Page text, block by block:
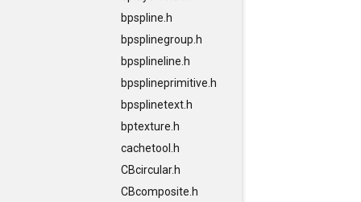
bpspline.h
bpsplinegroup.h
bpsplineline.h
bpsplineprimitive.h
bpsplinetext.h
bptexture.h
cachetool.h
CBcircular.h
CBcomposite.h